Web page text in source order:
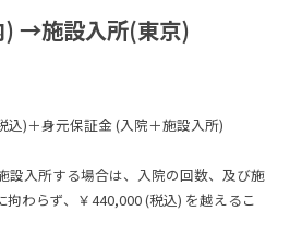
) →施設入所(東京)
込)＋身元保証金 (入院＋施設入所)
設入所する場合は、入院の回数、及び施
わらず、￥440,000 (税込) を越えるこ